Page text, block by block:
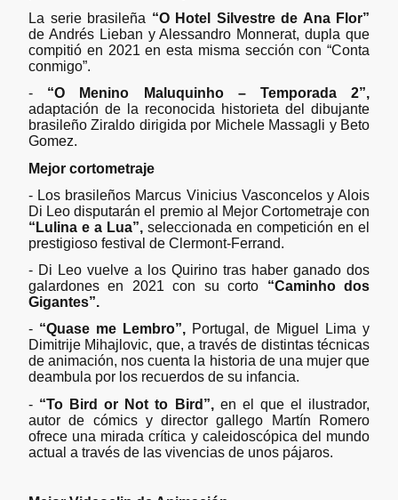
La serie brasileña “O Hotel Silvestre de Ana Flor”
de Andrés Lieban y Alessandro Monnerat, dupla que
compitió en 2021 en esta misma sección con “Conta
conmigo”.
- “O Menino Maluquinho – Temporada 2”,
adaptación de la reconocida historieta del dibujante
brasileño Ziraldo dirigida por Michele Massagli y Beto
Gomez.
Mejor cortometraje
- Los brasileños Marcus Vinicius Vasconcelos y Alois
Di Leo disputarán el premio al Mejor Cortometraje con
“Lulina e a Lua”, seleccionada en competición en el
prestigioso festival de Clermont-Ferrand.
- Di Leo vuelve a los Quirino tras haber ganado dos
galardones en 2021 con su corto “Caminho dos
Gigantes”.
- “Quase me Lembro”, Portugal, de Miguel Lima y
Dimitrije Mihajlovic, que, a través de distintas técnicas
de animación, nos cuenta la historia de una mujer que
deambula por los recuerdos de su infancia.
- “To Bird or Not to Bird”,en el que el ilustrador,
autor de cómics y director gallego Martín Romero
ofrece una mirada crítica y caleidoscópica del mundo
actual a través de las vivencias de unos pájaros.